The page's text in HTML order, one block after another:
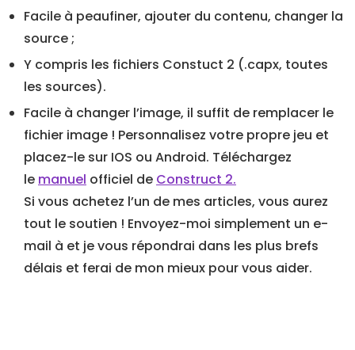
Facile à peaufiner, ajouter du contenu, changer la
source ;
Y compris les fichiers Constuct 2 (.capx, toutes
les sources).
Facile à changer l’image, il suffit de remplacer le
fichier image ! Personnalisez votre propre jeu et
placez-le sur IOS ou Android. Téléchargez
le manuel officiel de Construct 2.
Si vous achetez l’un de mes articles, vous aurez
tout le soutien ! Envoyez-moi simplement un e-
mail à et je vous répondrai dans les plus brefs
délais et ferai de mon mieux pour vous aider.